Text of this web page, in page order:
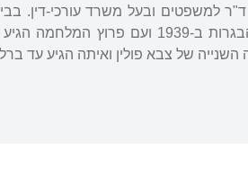
למשפטים ובעל משרד עורכי-דין.
בשם "קול קורא של הנוער". עמד בבחינות
של צבא פולין ואיתה הגיע עד